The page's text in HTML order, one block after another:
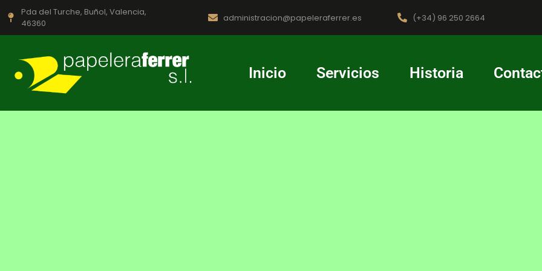
Pda del Turche, Buñol, Valencia,
46360
administracion@papeleraferrer.es (+34) 96 250 2664
Inicio Servicios Historia